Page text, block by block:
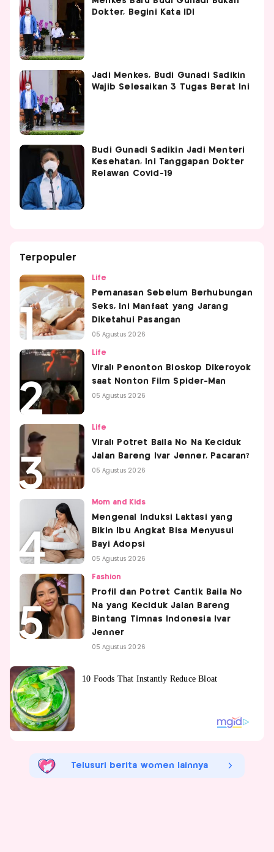
Dokter, Begini Kata IDI
Jadi Menkes, Budi Gunadi Sadikin
Wajib Selesaikan 3 Tugas Berat Ini
Budi Gunadi Sadikin Jadi Menteri
Kesehatan, Ini Tanggapan Dokter
Relawan Covid-19
Terpopuler
Life
Pemanasan Sebelum Berhubungan
Seks, Ini Manfaat yang Jarang
Diketahui Pasangan
05 Agustus 2026
Life
Viral! Penonton Bioskop Dikeroyok
saat Nonton Film Spider-Man
05 Agustus 2026
Life
Viral! Potret Baila No Na Keciduk
Jalan Bareng Ivar Jenner, Pacaran?
05 Agustus 2026
Mom and Kids
Mengenal Induksi Laktasi yang
Bikin Ibu Angkat Bisa Menyusui
Bayi Adopsi
05 Agustus 2026
Fashion
Profil dan Potret Cantik Baila No
Na yang Keciduk Jalan Bareng
Bintang Timnas Indonesia Ivar
Jenner
05 Agustus 2026
Telusuri berita women lainnya